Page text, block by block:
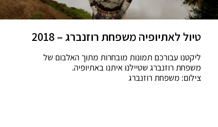
טיול לאתיופיה משפחת רוזנברג – 2018
ליקטנו עבורכם תמונות מובחרות מתוך האלבום של
משפחת רוזנברג שטיילנו איתנו באתיופיה.
צילום: משפחת רוזנברג